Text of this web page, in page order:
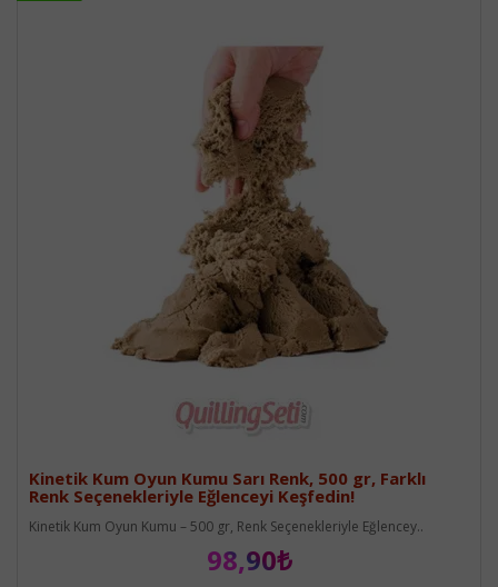
Kinetik Kum Oyun Kumu Sarı Renk, 500 gr, Farklı
Renk Seçenekleriyle Eğlenceyi Keşfedin!
Kinetik Kum Oyun Kumu – 500 gr, Renk Seçenekleriyle Eğlencey..
98,90₺